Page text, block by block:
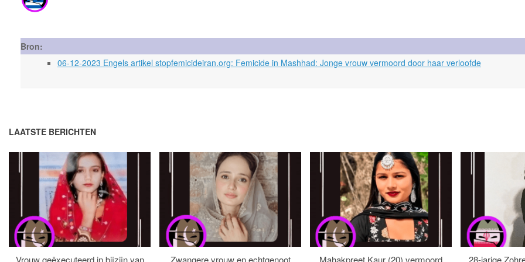
Bron:
06-12-2023 Engels artikel stopfemicideiran.org: Femicide in Mashhad: Jonge vrouw vermoord door haar verloofde
LAATSTE BERICHTEN
Vrouw geëxecuteerd in bijzijn van Zwangere vrouw en echtgenoot Mahakpreet Kaur (20) vermoord 28-jarige